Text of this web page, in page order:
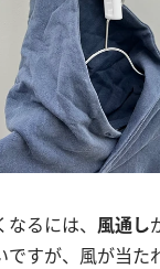
るには、 風通し
ですが、風が当た